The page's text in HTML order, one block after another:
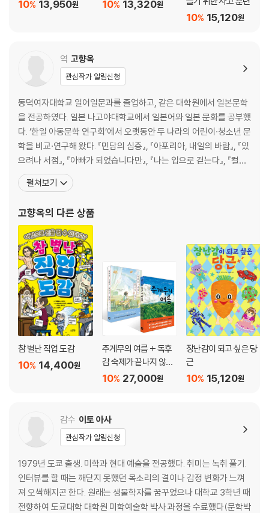
13,950원
10% 13,320원
10%
15,120원
10%
역 고향옥
관심작가 알림신청
동덕여자대학교 일어일문과를 졸업하고, 같은 대학원에서 일본문학
을 전공하였다. 일본 나고야대학교에서 일본어와 일본 문화를 공부했
다. ‘한일 아동문학 연구회’에서 오랫동안 두 나라의 어린이·청소년 문
학을 비교·연구해 왔다. 『민담의 심층』, 『아포리아, 내일의 바람』, 『있
으려나 서점』, 『아빠가 되었습니다만』, 『나는 입으로 걷는다』, 『컬러
풀』, 『일러스트 창가의 토토』, 『핀란드 교육 현장 보고서』, 『카페 레인
보우』, 『진짜 가족』 들을 비롯해 많은 어린이책과 청소년문학, 문학책
년도서협의회(IBBY) 아너리스
펼쳐보기
고향옥의 다른 상품
참 별난 직업 도감
14,400원
10%
주게무의 여름 + 독후
감 숙제가 끝나지 않아
세트 27,000원
10%
장난감이 되고 싶은 당
근
15,120원
10%
감수 이토 아사
관심작가 알림신청
1979년 도쿄 출생. 미학과 현대 예술을 전공했다. 취미는 녹취 풀기.
인터뷰를 할 때는 깨닫지 못했던 목소리의 결이나 감정 변화가 느껴
져 오싹해지곤 한다. 원래는 생물학자를 꿈꾸었으나 대학교 3학년 때
전향하여 도쿄대학 대학원 미학예술학 박사 과정을 수료했다(문학박